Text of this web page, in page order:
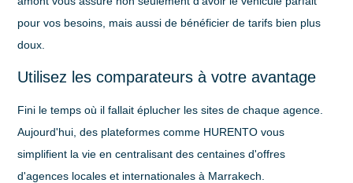
pour vos besoins, mais aussi de bénéficier de tarifs bien plus
doux.
Utilisez les comparateurs à votre avantage
Fini le temps où il fallait éplucher les sites de chaque agence.
Aujourd'hui, des plateformes comme HURENTO vous
simplifient la vie en centralisant des centaines d'offres
d'agences locales et internationales à Marrakech.